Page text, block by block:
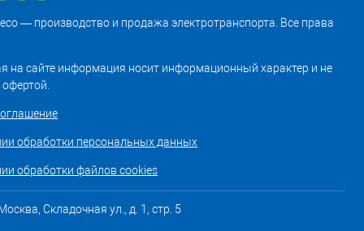
— производство и продажа электротранспорта. Все права
на сайте информация носит информационный характер и не
обработки персональных данных
обработки файлов cookies
Складочная ул., д. 1, стр. 5